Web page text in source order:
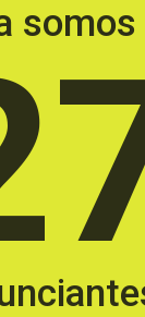
somos